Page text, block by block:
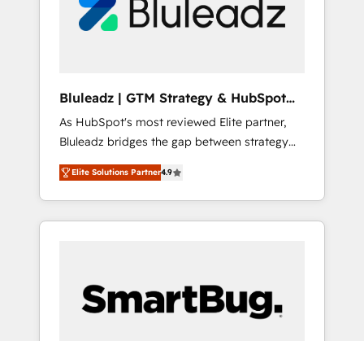
部・グループ会社・部門が分立する組織で、デ
ータと業務プロセスのサイロ化を、CRMを軸と
ら、GTMの見える化・自動化まで。全Hub統合
運用、データ品質設計、グループ横断のCRM統
合に対応します。 2️⃣ AIエージェント組織構築
営業・マーケティング業務の一部をAIが自律実
行する組織への移行を設計・実装。Breeze・
Claude等をHubSpotと連携させ、役割定義・運
用ルール・成果指標まで含めて設計します。 3️⃣
PMOとして主導。「設定の代行ではなく、設計
の責任」を引き受け、部門横断の統合・浸透・
Bluleadz | GTM Strategy & HubSpot
Implementation
As HubSpot's most reviewed Elite partner,
Bluleadz bridges the gap between strategy
and execution. We don't just "set up tools" —
we install the GTM Operating System (GTM
OS) to align your leadership and engineer a
portal that drives predictable revenue
and Story to stop "accelerating a mess." ⚙️
Elite Engineering & AI Scalable Architecture:
Elite Solutions Partner4.9